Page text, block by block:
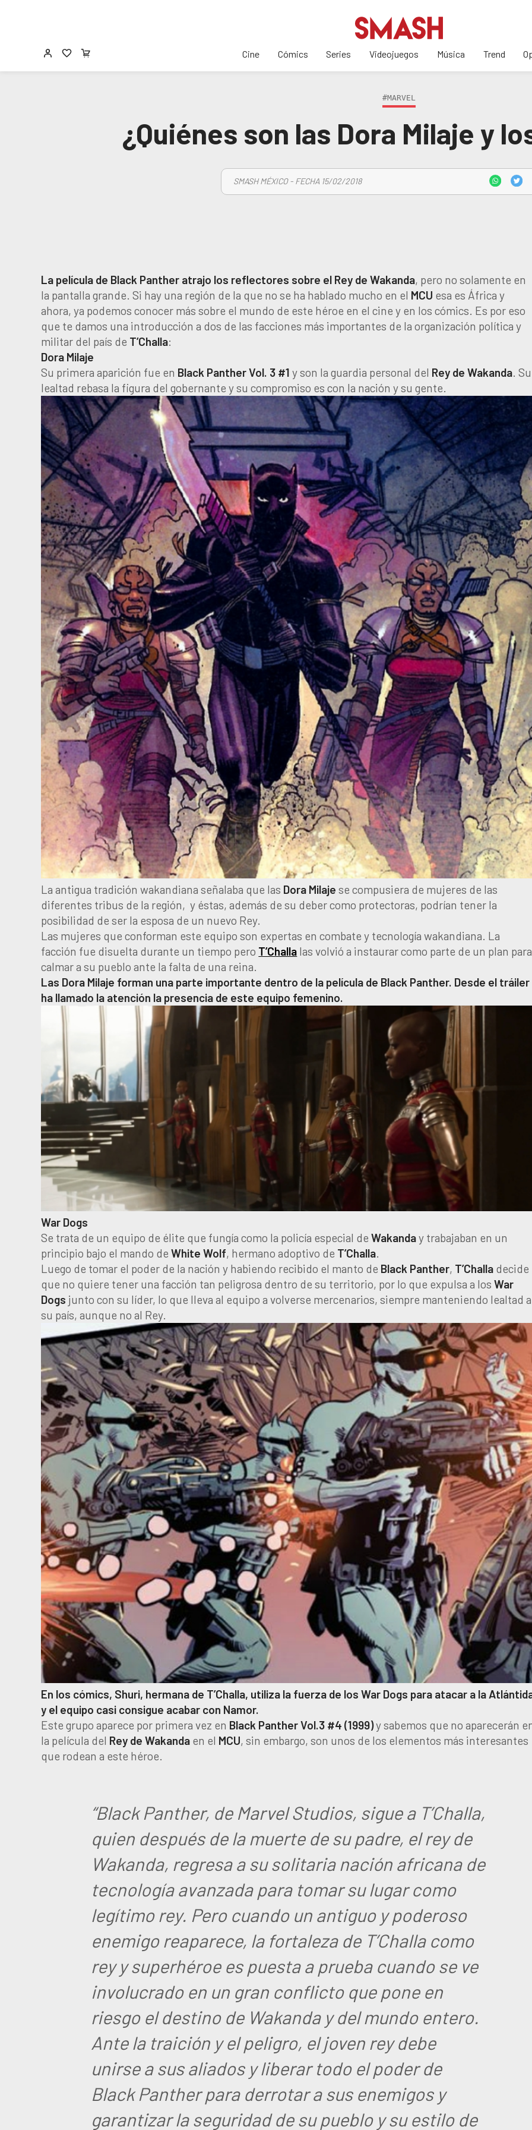
Cine Cómics Series Videojuegos Música Trend
#MARVEL
¿Quiénes son las Dora Milaje y
SMASH MÉXICO - FECHA 15/02/2018
La película de Black Panther atrajo los reflectores sobre el Rey de Wakanda, pero no solamente en
la pantalla grande. Si hay una región de la que no se ha hablado mucho en el MCU esa es África y
ahora, ya podemos conocer más sobre el mundo de este héroe en el cine y en los cómics. Es por eso
que te damos una introducción a dos de las facciones más importantes de la organización política y
militar del país de T’Challa:
Dora Milaje
Su primera aparición fue en Black Panther Vol. 3 #1 y son la guardia personal del Rey de Wakanda. Su
lealtad rebasa la figura del gobernante y su compromiso es con la nación y su gente.
La antigua tradición wakandiana señalaba que las Dora Milaje se compusiera de mujeres de las
diferentes tribus de la región, y éstas, además de su deber como protectoras, podrían tener la
posibilidad de ser la esposa de un nuevo Rey.
Las mujeres que conforman este equipo son expertas en combate y tecnología wakandiana. La
facción fue disuelta durante un tiempo pero T’Challa las volvió a instaurar como parte de un plan para
calmar a su pueblo ante la falta de una reina.
Las Dora Milaje forman una parte importante dentro de la película de Black Panther. Desde el tráiler
ha llamado la atención la presencia de este equipo femenino.
War Dogs
Se trata de un equipo de élite que fungía como la policía especial deWakanday trabajaban en un
principio bajo el mando deWhite Wolf, hermano adoptivo de T’Challa
Luego de tomar el poder de la nación y habiendo recibido el manto de Black Panther, T’Challa decide
que no quiere tener una facción tan peligrosa dentro de su territorio, por lo que expulsa a losWar
Dogs junto con su líder, lo que lleva al equipo a volverse mercenarios, siempre manteniendo lealtad a
su país, aunque no al Rey.
En los cómics, Shuri, hermana de T’Challa, utiliza la fuerza de los War Dogs para atacar a la
y el equipo casi consigue acabar con Namor.
Este grupo aparece por primera vez en Black Panther Vol.3 #4 (1999)y sabemos que no aparecerán
la película del Rey de Wakanda en el MCU, sin embargo, son unos de los elementos más interesantes
que rodean a este héroe.
“Black Panther, de Marvel Studios, sigue a T’Challa,
quien después de la muerte de su padre, el rey de
Wakanda, regresa a su solitaria nación africana de
tecnología avanzada para tomar su lugar como
legítimo rey. Pero cuando un antiguo y poderoso
enemigo reaparece, la fortaleza de T’Challa como
rey y superhéroe es puesta a prueba cuando se ve
involucrado en un gran conflicto que pone en
riesgo el destino de Wakanda y del mundo entero.
Ante la traición y el peligro, el joven rey debe
unirse a sus aliados y liberar todo el poder de
Black Panther para derrotar a sus enemigos y
garantizar la seguridad de su pueblo y su estilo de